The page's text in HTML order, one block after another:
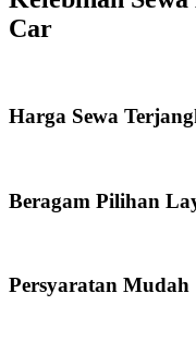
Car
Harga Sewa
Beragam Pilihan
Persyaratan Mudah